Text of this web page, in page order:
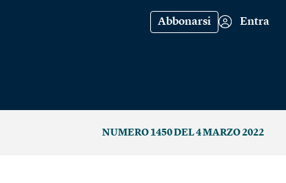
Abbonarsi Entra
NUMERO 1450 DEL 4 MARZO 2022